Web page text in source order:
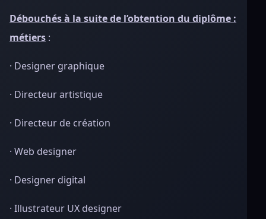
Débouchés à la suite de l’obtention du diplôme :
métiers :
· Designer graphique
· Directeur artistique
· Directeur de création
· Web designer
· Designer digital
· Illustrateur UX designer